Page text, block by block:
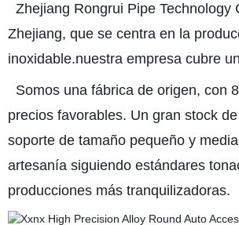
Zhejiang Rongrui Pipe
Zhejiang, que se centra en la
inoxidable.nuestra empresa cubre
Somos una fábrica de origen, con
precios favorables. Un gran stock
soporte de tamaño pequeño y
artesanía siguiendo estándares
producciones más tranquilizadoras.